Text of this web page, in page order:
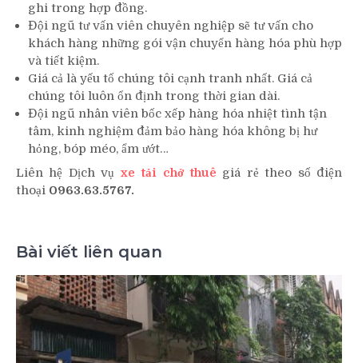
ghi trong hợp đồng.
Đội ngũ tư vấn viên chuyên nghiệp sẽ tư vấn cho
khách hàng những gói vận chuyển hàng hóa phù hợp
và tiết kiệm.
Giá cả là yếu tố chúng tôi cạnh tranh nhất. Giá cả
chúng tôi luôn ổn định trong thời gian dài.
Đội ngũ nhân viên bốc xếp hàng hóa nhiệt tình tận
tâm, kinh nghiệm đảm bảo hàng hóa không bị hư
hỏng, bóp méo, ẩm ướt…
Liên hệ Dịch vụ xe tải chở thuê giá rẻ theo số điện
thoại 0963.63.5767.
Bài viết liên quan